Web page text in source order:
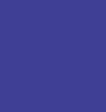
2026” хувцас